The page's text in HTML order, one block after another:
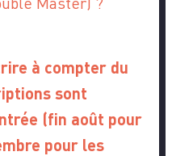
à compter du
sont
(fin août pour
pour les